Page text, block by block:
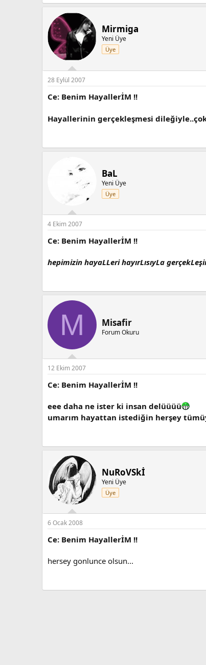
Mirmiga
Yeni Üye
Üye
28 Eylül 2007
Ce: Benim HayallerİM !!
Hayallerinin gerçekleşmesi dileğiyle..çok
BaL
Yeni Üye
Üye
4 Ekim 2007
Ce: Benim HayallerİM !!
hepimizin hayaLLeri hayırLısıyLa
M Misafir
Forum Okuru
12 Ekim 2007
Ce: Benim HayallerİM !!
eee daha ne ister ki insan delüüüü
umarım hayattan istediğin herşey
NuRoVSkİ
Yeni Üye
Üye
6 Ocak 2008
Ce: Benim HayallerİM !!
hersey gonlunce olsun...